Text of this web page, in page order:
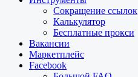
Сокращение ссылок
Калькулятор
Бесплатные прокси
Вакансии
Маркетплейс
Facebook